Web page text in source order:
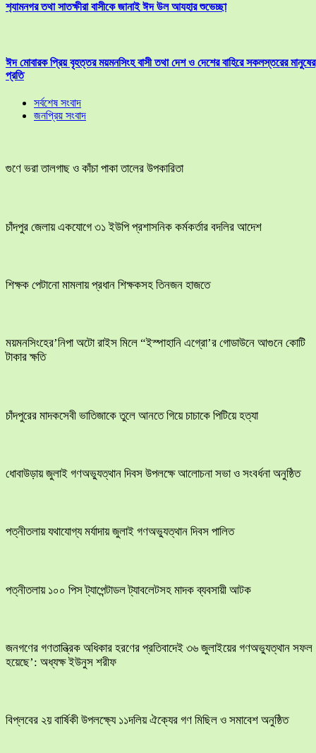
শ‍্যামনগর তথা সাতক্ষীরা বাসীকে জানাই ঈদ উল আযহার শুভেচ্ছা
ঈদ মোবারক প্রিয় বৃহত্তর ময়মনসিংহ বাসী তথা দেশ ও দেশের বাহিরে সকলস্তরের মানুষের
প্রতি
সর্বশেষ সংবাদ
জনপ্রিয় সংবাদ
গুণে ভরা তালগাছ ও কাঁচা পাকা তালের উপকারিতা
চাঁদপুর জেলায় একযোগে ৩১ ইউপি প্রশাসনিক কর্মকর্তার বদলির আদেশ
শিক্ষক পেটানো মামলায় প্রধান শিক্ষকসহ তিনজন হাজতে
ময়মনসিংহের’নিপা অটো রাইস মিলে “ইস্পাহানি এগ্রো’র গোডাউনে আগুনে কোটি
টাকার ক্ষতি
চাঁদপুরের মাদকসেবী ভাতিজাকে তুলে আনতে গিয়ে চাচাকে পিটিয়ে হত্যা
ধোবাউড়ায় জুলাই গণঅভ্যুত্থান দিবস উপলক্ষে আলোচনা সভা ও সংবর্ধনা অনুষ্ঠিত
পত্নীতলায় যথাযোগ্য মর্যাদায় জুলাই গণঅভ্যুত্থান দিবস পালিত
পত্নীতলায় ১০০ পিস ট্যাপেন্টাডল ট্যাবলেটসহ মাদক ব্যবসায়ী আটক
জনগণের গণতান্ত্রিক অধিকার হরণের প্রতিবাদেই ৩৬ জুলাইয়ের গণঅভ্যুত্থান সফল
হয়েছে’: অধ্যক্ষ ইউনুস শরীফ
বিপ্লবের ২য় বার্ষিকী উপলক্ষ্যে ১১দলিয় ঐক্যের গণ মিছিল ও সমাবেশ অনুষ্ঠিত